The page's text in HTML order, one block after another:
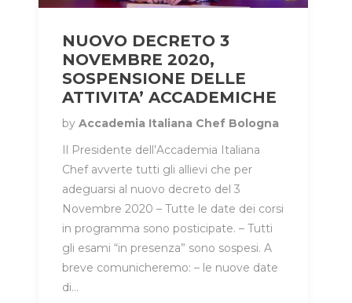
NUOVO DECRETO 3
NOVEMBRE 2020,
SOSPENSIONE DELLE
ATTIVITA’ ACCADEMICHE
by Accademia Italiana Chef Bologna
Il Presidente dell’Accademia Italiana
Chef avverte tutti gli allievi che per
adeguarsi al nuovo decreto del 3
Novembre 2020 – Tutte le date dei corsi
in programma sono posticipate. – Tutti
gli esami “in presenza” sono sospesi. A
breve comunicheremo: – le nuove date
di…